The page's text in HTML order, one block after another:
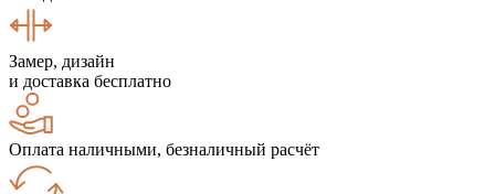
Замер, дизайн
и доставка бесплатно
Оплата наличными, безналичный расчёт